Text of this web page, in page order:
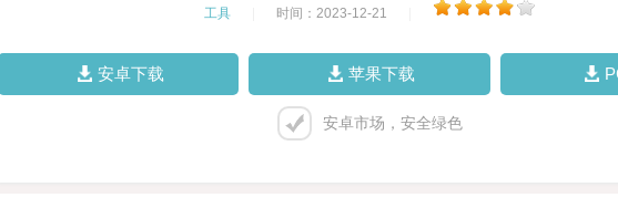
工具 时间：2023-12-21
安卓下载 苹果下载
安卓市场，安全绿色